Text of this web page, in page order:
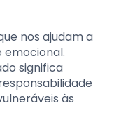
nos ajudam a
significa
às